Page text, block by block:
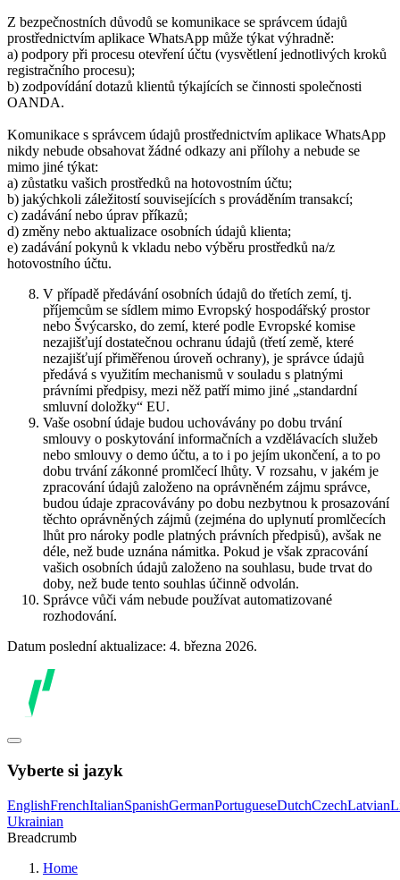
Z bezpečnostních důvodů se komunikace se správcem údajů
prostřednictvím aplikace WhatsApp může týkat výhradně:
a) podpory při procesu otevření účtu (vysvětlení jednotlivých kroků
registračního procesu);
b) zodpovídání dotazů klientů týkajících se činnosti společnosti
OANDA.
Komunikace s správcem údajů prostřednictvím aplikace WhatsApp
nikdy nebude obsahovat žádné odkazy ani přílohy a nebude se
mimo jiné týkat:
a) zůstatku vašich prostředků na hotovostním účtu;
b) jakýchkoli záležitostí souvisejících s prováděním transakcí;
c) zadávání nebo úprav příkazů;
d) změny nebo aktualizace osobních údajů klienta;
e) zadávání pokynů k vkladu nebo výběru prostředků na/z
hotovostního účtu.
V případě předávání osobních údajů do třetích zemí, tj.
příjemcům se sídlem mimo Evropský hospodářský prostor
nebo Švýcarsko, do zemí, které podle Evropské komise
nezajišťují dostatečnou ochranu údajů (třetí země, které
nezajišťují přiměřenou úroveň ochrany), je správce údajů
předává s využitím mechanismů v souladu s platnými
právními předpisy, mezi něž patří mimo jiné „standardní
smluvní doložky“ EU.
Vaše osobní údaje budou uchovávány po dobu trvání
smlouvy o poskytování informačních a vzdělávacích služeb
nebo smlouvy o demo účtu, a to i po jejím ukončení, a to po
dobu trvání zákonné promlčecí lhůty. V rozsahu, v jakém je
zpracování údajů založeno na oprávněném zájmu správce,
budou údaje zpracovávány po dobu nezbytnou k prosazování
těchto oprávněných zájmů (zejména do uplynutí promlčecích
lhůt pro nároky podle platných právních předpisů), avšak ne
déle, než bude uznána námitka. Pokud je však zpracování
vašich osobních údajů založeno na souhlasu, bude trvat do
doby, než bude tento souhlas účinně odvolán.
Správce vůči vám nebude používat automatizované
rozhodování.
Datum poslední aktualizace: 4. března 2026.
Vyberte si jazyk
EnglishFrenchItalianSpanishGermanPortugueseDutchCzechLatvian
Ukrainian
Breadcrumb
Home